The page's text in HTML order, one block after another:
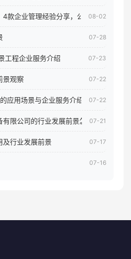
4款企业管理经验分享，公司员工电脑核
08-02
07-28
工程企业服务介绍 07-23
景观察 07-22
应用场景与企业服务介绍 07-22
限公司的行业发展前景怎样07-21
及行业发展前景 07-17
07-16